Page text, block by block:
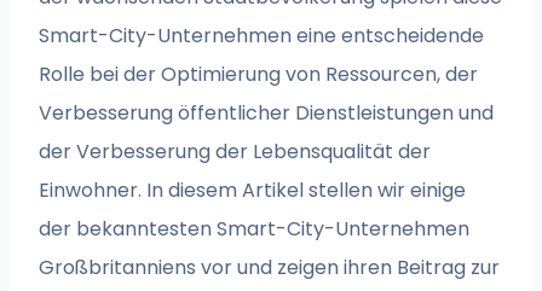
Smart-City-Unternehmen eine entscheidende
Rolle bei der Optimierung von Ressourcen, der
Verbesserung öffentlicher Dienstleistungen und
der Verbesserung der Lebensqualität der
Einwohner. In diesem Artikel stellen wir einige
der bekanntesten Smart-City-Unternehmen
Großbritanniens vor und zeigen ihren Beitrag zur